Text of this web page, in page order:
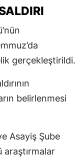
gerçekleştirildi.
belirlenmesi
Asayiş Şube